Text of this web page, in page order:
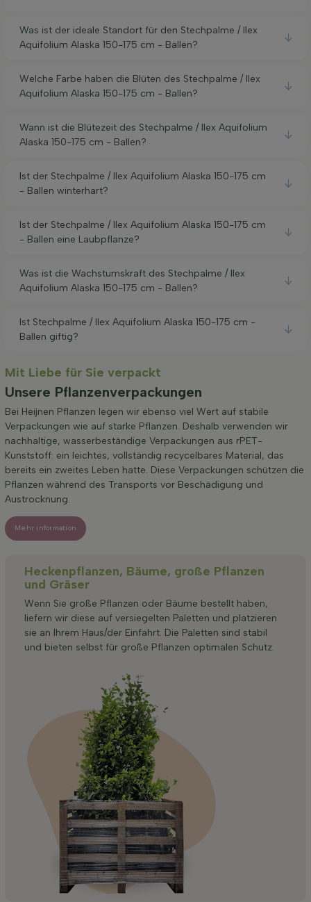
Was ist der ideale Standort für den Stechpalme / Ilex
Aquifolium Alaska 150-175 cm - Ballen?
Welche Farbe haben die Blüten des Stechpalme / Ilex
Aquifolium Alaska 150-175 cm - Ballen?
Wann ist die Blütezeit des Stechpalme / Ilex Aquifolium
Alaska 150-175 cm - Ballen?
Ist der Stechpalme / Ilex Aquifolium Alaska 150-175 cm
- Ballen winterhart?
Ist der Stechpalme / Ilex Aquifolium Alaska 150-175 cm
- Ballen eine Laubpflanze?
Was ist die Wachstumskraft des Stechpalme / Ilex
Aquifolium Alaska 150-175 cm - Ballen?
Ist Stechpalme / Ilex Aquifolium Alaska 150-175 cm -
Ballen giftig?
Mit Liebe für Sie verpackt
Unsere Pflanzenverpackungen
Bei Heijnen Pflanzen legen wir ebenso viel Wert auf stabile
Verpackungen wie auf starke Pflanzen. Deshalb verwenden wir
nachhaltige, wasserbeständige Verpackungen aus rPET-
Kunststoff: ein leichtes, vollständig recycelbares Material, das
bereits ein zweites Leben hatte. Diese Verpackungen schützen die
Pflanzen während des Transports vor Beschädigung und
Austrocknung.
Mehr information
Heckenpflanzen, Bäume, große Pflanzen
und Gräser
Wenn Sie große Pflanzen oder Bäume bestellt haben,
liefern wir diese auf versiegelten Paletten und platzieren
sie an Ihrem Haus/der Einfahrt. Die Paletten sind stabil
und bieten selbst für große Pflanzen optimalen Schutz.